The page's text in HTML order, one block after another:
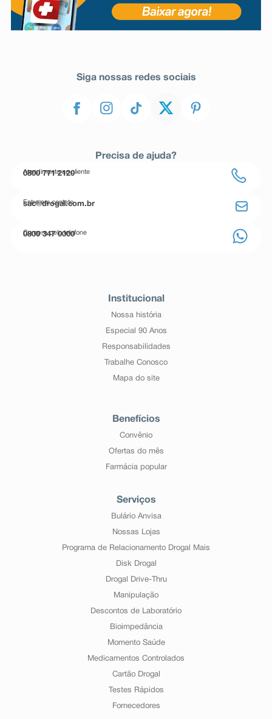
Siga nossas redes sociais
Precisa de ajuda?
Atendimento ao cliente
0800 771 2120
Entre em contato
sac@drogal.com.br
Compre pelo telefone
0800 347 0000
Institucional
Nossa história
Especial 90 Anos
Responsabilidades
Trabalhe Conosco
Mapa do site
Benefícios
Convênio
Ofertas do mês
Farmácia popular
Serviços
Bulário Anvisa
Nossas Lojas
Programa de Relacionamento Drogal Mais
Disk Drogal
Drogal Drive-Thru
Manipulação
Descontos de Laboratório
Bioimpedância
Momento Saúde
Medicamentos Controlados
Cartão Drogal
Testes Rápidos
Fornecedores